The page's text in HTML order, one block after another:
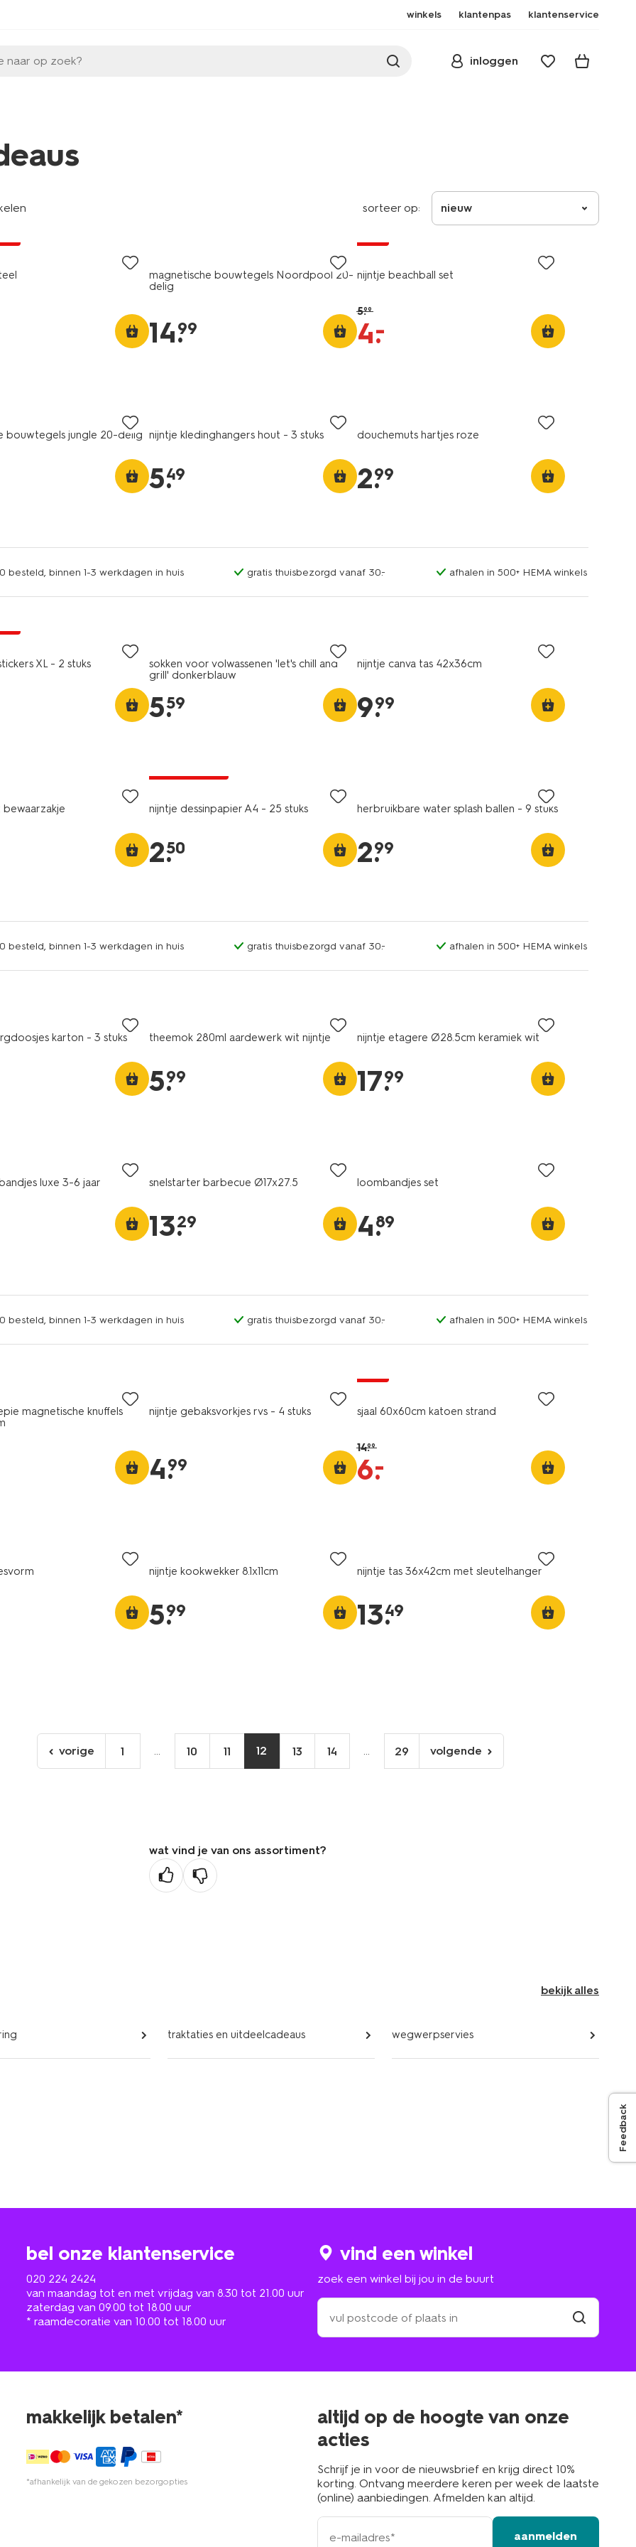
winkels klantenpas klantenservice
naar op zoek? inloggen
sorteer op: nieuw
magnetische bouwtegels Noordpool 20-
delig
14.
99
nijntje beachball set
5.99
4.
–
bouwtegels jungle 20-delig nijntje kledinghangers hout - 3 stuks
5.
49
douchemuts hartjes roze
2.
99
besteld, binnen 1-3 werkdagen in huis gratis thuisbezorgd vanaf 30.- afhalen in 500+ HEMA winkels
XL - 2 stuks
sokken voor volwassenen 'let's chill and
grill' donkerblauw
5.
59
nijntje canva tas 42x36cm
9.
99
bewaarzakje nijntje dessinpapier A4 - 25 stuks
2.
50
herbruikbare water splash ballen - 9 stuks
2.
99
besteld, binnen 1-3 werkdagen in huis gratis thuisbezorgd vanaf 30.- afhalen in 500+ HEMA winkels
karton - 3 stuks theemok 280ml aardewerk wit nijntje
5.
99
nijntje etagere Ø28.5cm keramiek wit
17.
99
luxe 3-6 jaar snelstarter barbecue Ø17x27.5
13.
29
loombandjes set
4.
89
besteld, binnen 1-3 werkdagen in huis gratis thuisbezorgd vanaf 30.- afhalen in 500+ HEMA winkels
magnetische knuffels
nijntje gebaksvorkjes rvs - 4 stuks
4.
99
sjaal 60x60cm katoen strand
14.99
6.
–
nijntje kookwekker 8.1x11cm
5.
99
nijntje tas 36x42cm met sleutelhanger
13.
49
ga
naar
vorige 1 ... 10 11 12 13 14 ... 29
volgende
pagina
volgende
wat vind je van ons assortiment?
Feedback
bekijk alles
traktaties en uitdeelcadeaus wegwerpservies
bel onze klantenservice
020 224 2424
van maandag tot en met vrijdag van 8.30 tot 21.00 uur
zaterdag van 09.00 tot 18.00 uur
* raamdecoratie van 10.00 tot 18.00 uur
vind een winkel
zoek een winkel bij jou in de buurt
zoek
een
winkel
in
makkelijk betalen*
*afhankelijk van de gekozen bezorgopties
altijd op de hoogte van onze
acties
Schrijf je in voor de nieuwsbrief en krijg direct 10%
korting. Ontvang meerdere keren per week de laatste
(online) aanbiedingen. Afmelden kan altijd.
e-
mailadres
aanmelden